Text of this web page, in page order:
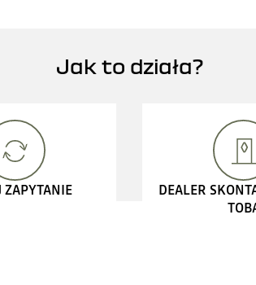
Jak to działa?
ZAPYTANIE
DEALER